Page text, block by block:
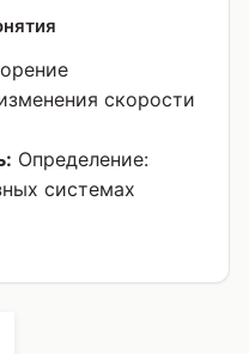
скорости
Определение:
системах